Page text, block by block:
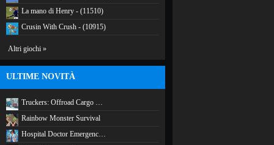
La mano di Henry - (11510)
Crusin With Crush - (10915)
Altri giochi »
ULTIME NOVITÀ
Truckers: Offroad Cargo …
Rainbow Monster Survival
Hospital Doctor Emergenc…